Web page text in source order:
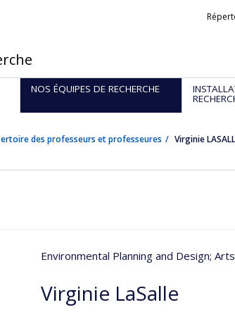
NOS ÉQUIPES DE RECHERCHE
des professeurs et professeures Virginie
Environmental Planning and Design;
Virginie LaSalle